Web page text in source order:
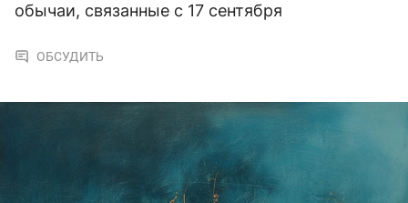
обычаи, связанные с 17 сентября
ОБСУДИТЬ